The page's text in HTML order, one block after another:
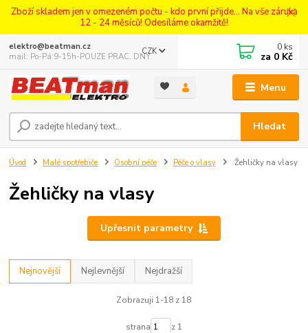
Zboží skladem jen v omezeném počtu - kdo první přijde... Na vše záruka
12 - 24 měsíců! Odesíláme okamžitě!
Menu
CZK
Hledat
elektro@beatman.cz
mail: Po-Pá:9-15h-POUZE PRAC. DNY
0 ks
za 0 Kč
Úvod Malé spotřebiče Osobní péče Péče o vlasy Žehličky na vlasy
Žehličky na vlasy
Upřesnit parametry
Nejnovější Nejlevnější Nejdražší
Zobrazuji 1-18 z 18
strana z 1